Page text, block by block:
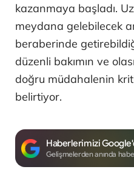
kazanmaya başladı.
meydana gelebilecek
beraberinde
düzenli bakımın ve
doğru müdahalenin
belirtiyor.
Haberlerimizi
Gelişmelerden anında